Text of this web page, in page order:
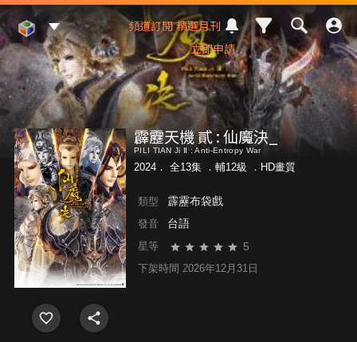
Mod Web頻道訂閱
立即申請
精選月刊
霹靂天機 貳 : 仙魔決_
PILI TIAN Ji Ⅱ : Anti-Entropy War
2024． 全13集 ． 輔12級 ．HD畫質
類型 霹靂布袋戲
發音 台語
星等 5
下架時間 2026年12月31日